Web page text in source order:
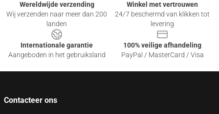
Wereldwijde verzending
Wij verzenden naar meer dan 200
landen
Winkel met vertrouwen
24/7 beschermd van klikken tot
levering
Internationale garantie
Aangeboden in het gebruiksland
100% veilige afhandeling
PayPal / MasterCard / Visa
Contacteer ons